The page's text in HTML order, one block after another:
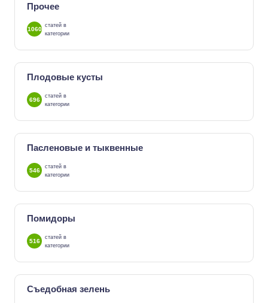
Прочее
1060
статей в
категории
Плодовые кусты
696
статей в
категории
Пасленовые и тыквенные
546
статей в
категории
Помидоры
516
статей в
категории
Съедобная зелень